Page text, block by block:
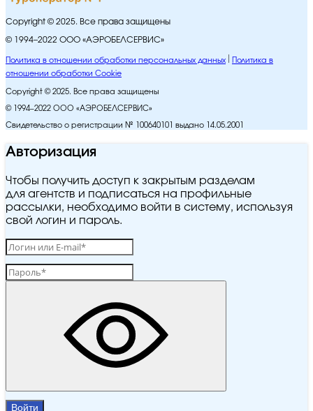
Copyright © 2025. Все права защищены
© 1994–2022 ООО «АЭРОБЕЛСЕРВИС»
Политика в отношении обработки персональных данных
Политика в
отношении обработки Cookie
Copyright © 2025. Все права защищены
© 1994–2022 ООО «АЭРОБЕЛСЕРВИС»
Свидетельство о регистрации № 100640101 выдано 14.05.2001
Авторизация
Чтобы получить доступ к закрытым разделам
для агентств и подписаться на профильные
рассылки, необходимо войти в систему, используя
свой логин и пароль.
Войти